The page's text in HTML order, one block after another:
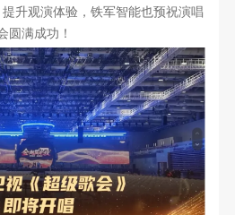
升观演体验，铁军智能也预祝演唱
圆满成功！